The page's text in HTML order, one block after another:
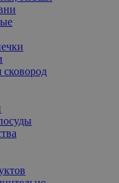
сковород